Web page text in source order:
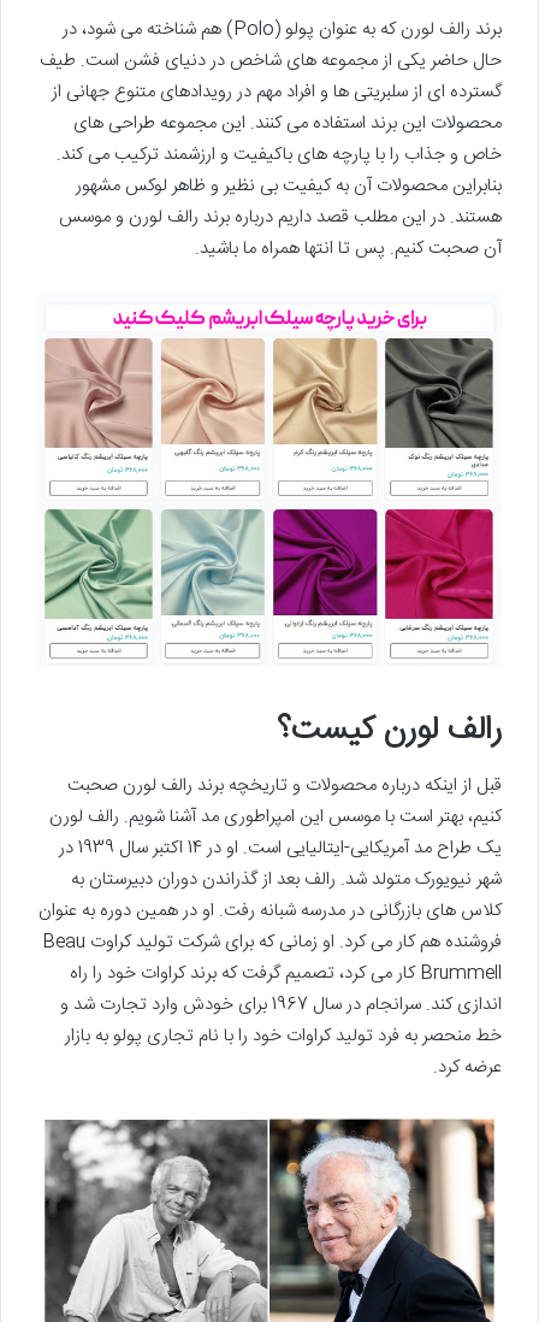
برند رالف لورن که به عنوان پولو (Polo) هم شناخته می شود، در
حال حاضر یکی از مجموعه های شاخص در دنیای فشن است. طیف
گسترده ای از سلبریتی ها و افراد مهم در رویدادهای متنوع جهانی از
محصولات این برند استفاده می کنند. این مجموعه طراحی های
خاص و جذاب را با پارچه های باکیفیت و ارزشمند ترکیب می کند.
بنابراین محصولات آن به کیفیت بی نظیر و ظاهر لوکس مشهور
هستند. در این مطلب قصد داریم درباره برند رالف لورن و موسس
آن صحبت کنیم. پس تا انتها همراه ما باشید.
رالف لورن کیست؟
قبل از اینکه درباره محصولات و تاریخچه برند رالف لورن صحبت
کنیم، بهتر است با موسس این امپراطوری مد آشنا شویم. رالف لورن
یک طراح مد آمریکایی-ایتالیایی است. او در 14 اکتبر سال 1939 در
شهر نیویورک متولد شد. رالف بعد از گذراندن دوران دبیرستان به
کلاس های بازرگانی در مدرسه شبانه رفت. او در همین دوره به عنوان
فروشنده هم کار می کرد. او زمانی که برای شرکت تولید کراوت Beau
Brummell کار می کرد، تصمیم گرفت که برند کراوات خود را راه
اندازی کند. سرانجام در سال 1967 برای خودش وارد تجارت شد و
خط منحصر به فرد تولید کراوات خود را با نام تجاری پولو به بازار
عرضه کرد.